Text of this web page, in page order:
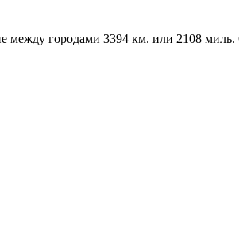
между городами 3394 км. или 2108